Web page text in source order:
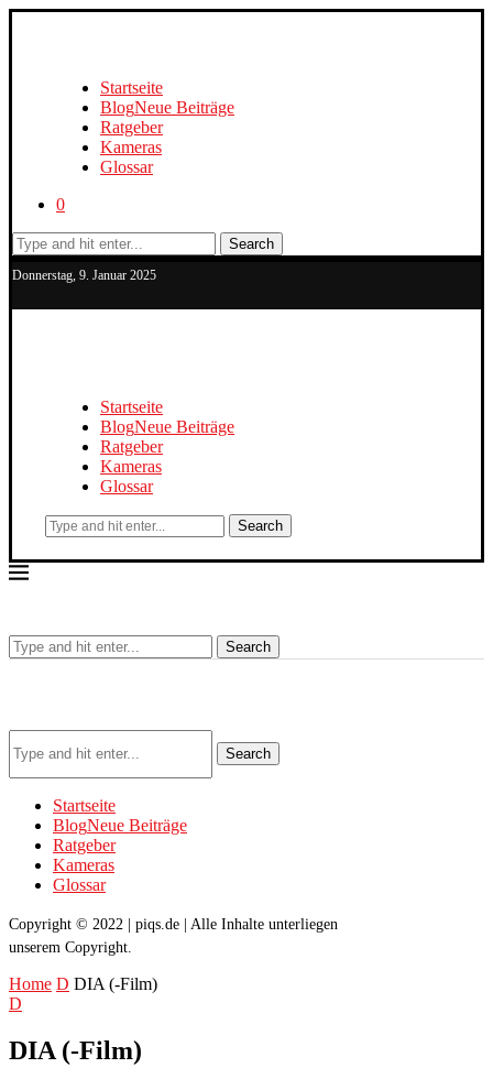
Startseite
BlogNeue Beiträge
Ratgeber
Kameras
Glossar
0
Search
Donnerstag, 9. Januar 2025
Startseite
BlogNeue Beiträge
Ratgeber
Kameras
Glossar
Search
Search
Search
Startseite
BlogNeue Beiträge
Ratgeber
Kameras
Glossar
Copyright © 2022 | piqs.de | Alle Inhalte unterliegen
unserem Copyright.
Home D DIA (-Film)
D
DIA (-Film)